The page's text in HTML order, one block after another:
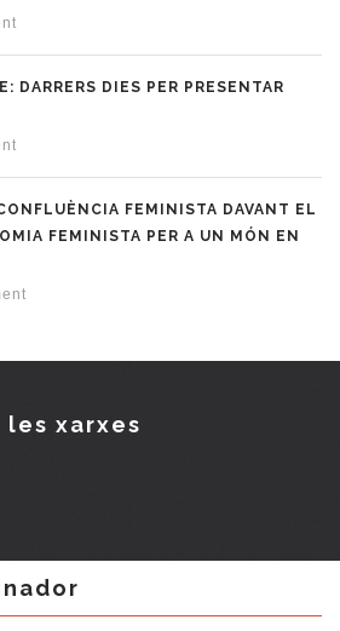
DARRERS DIES PER PRESENTAR
FEMINISTA DAVANT EL
FEMINISTA PER A UN MÓN EN
les xarxes